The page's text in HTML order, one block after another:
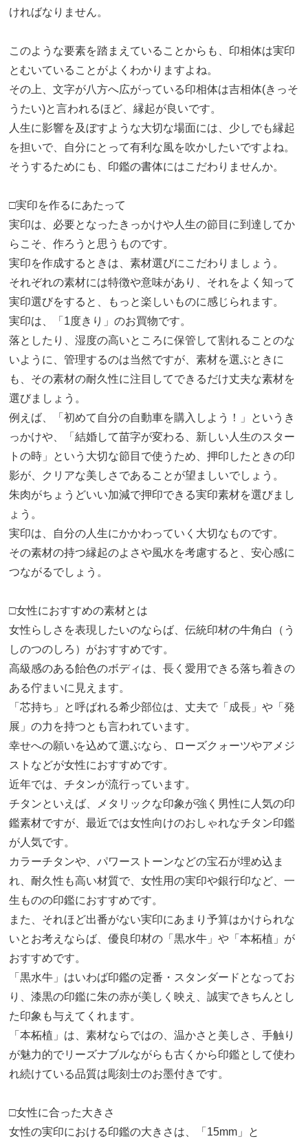
ければなりません。
このような要素を踏まえていることからも、印相体は実印
とむいていることがよくわかりますよね。
その上、文字が八方へ広がっている印相体は吉相体(きっそ
うたい)と言われるほど、縁起が良いです。
人生に影響を及ぼすような大切な場面には、少しでも縁起
を担いで、自分にとって有利な風を吹かしたいですよね。
そうするためにも、印鑑の書体にはこだわりませんか。
□実印を作るにあたって
実印は、必要となったきっかけや人生の節目に到達してか
らこそ、作ろうと思うものです。
実印を作成するときは、素材選びにこだわりましょう。
それぞれの素材には特徴や意味があり、それをよく知って
実印選びをすると、もっと楽しいものに感じられます。
実印は、「1度きり」のお買物です。
落としたり、湿度の高いところに保管して割れることのな
いように、管理するのは当然ですが、素材を選ぶときに
も、その素材の耐久性に注目してできるだけ丈夫な素材を
選びましょう。
例えば、「初めて自分の自動車を購入しよう！」というき
っかけや、「結婚して苗字が変わる、新しい人生のスター
トの時」という大切な節目で使うため、押印したときの印
影が、クリアな美しさであることが望ましいでしょう。
朱肉がちょうどいい加減で押印できる実印素材を選びまし
ょう。
実印は、自分の人生にかかわっていく大切なものです。
その素材の持つ縁起のよさや風水を考慮すると、安心感に
つながるでしょう。
□女性におすすめの素材とは
女性らしさを表現したいのならば、伝統印材の牛角白（う
しのつのしろ）がおすすめです。
高級感のある飴色のボディは、長く愛用できる落ち着きの
ある佇まいに見えます。
「芯持ち」と呼ばれる希少部位は、丈夫で「成長」や「発
展」の力を持つとも言われています。
幸せへの願いを込めて選ぶなら、ローズクォーツやアメジ
ストなどが女性におすすめです。
近年では、チタンが流行っています。
チタンといえば、メタリックな印象が強く男性に人気の印
鑑素材ですが、最近では女性向けのおしゃれなチタン印鑑
が人気です。
カラーチタンや、パワーストーンなどの宝石が埋め込ま
れ、耐久性も高い材質で、女性用の実印や銀行印など、一
生ものの印鑑におすすめです。
また、それほど出番がない実印にあまり予算はかけられな
いとお考えならば、優良印材の「黒水牛」や「本柘植」が
おすすめです。
「黒水牛」はいわば印鑑の定番・スタンダードとなってお
り、漆黒の印鑑に朱の赤が美しく映え、誠実できちんとし
た印象も与えてくれます。
「本柘植」は、素材ならではの、温かさと美しさ、手触り
が魅力的でリーズナブルながらも古くから印鑑として使わ
れ続けている品質は彫刻士のお墨付きです。
□女性に合った大きさ
女性の実印における印鑑の大きさは、「15mm」と